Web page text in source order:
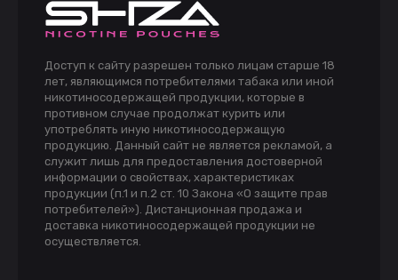
Доступ к сайту разрешен только лицам старше 18
лет, являющимся потребителями табака или иной
никотиносодержащей продукции, которые в
противном случае продолжат курить или
употреблять иную никотиносодержащую
продукцию. Данный сайт не является рекламой, а
служит лишь для предоставления достоверной
информации о свойствах, характеристиках
продукции (п.1 и п.2 ст. 10 Закона «О защите прав
потребителей»). Дистанционная продажа и
доставка никотиносодержащей продукции не
осуществляется.